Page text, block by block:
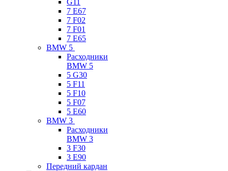
G11
7 Е67
7 F02
7 F01
7 E65
BMW 5
Расходники
BMW 5
5 G30
5 F11
5 F10
5 F07
5 E60
BMW 3
Расходники
BMW 3
3 F30
3 E90
Передний кардан